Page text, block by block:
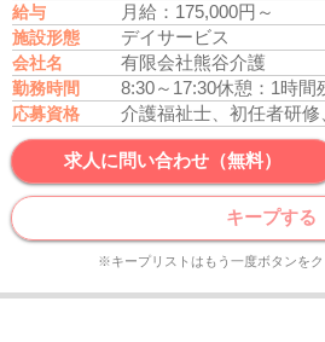
給与 月給：175,000円～
施設形態 デイサービス
会社名 有限会社熊谷介護
勤務時間 8:30～17:30休憩：1時間
応募資格
求人に問い合わせ（無料）
キープする
※キープリストはもう一度ボタンを